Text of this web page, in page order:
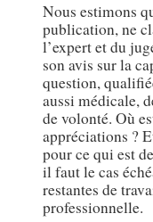
Nous estimons
publication, ne
l’expert et du
son avis sur la
question,
aussi médicale,
de volonté. Où
appréciations ?
pour ce qui est
il faut le cas
restantes de
professionnelle.